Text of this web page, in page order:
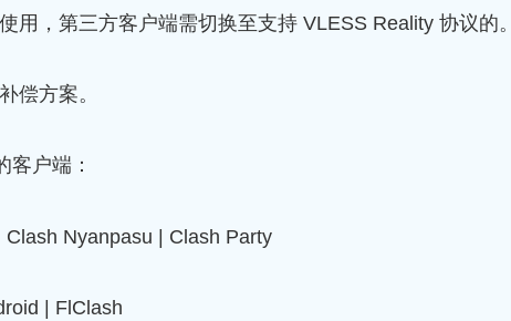
用，第三方客户端需切换至支持 VLESS Reality 协议的。
偿方案。
客户端：
Clash Nyanpasu | Clash Party
| FlClash